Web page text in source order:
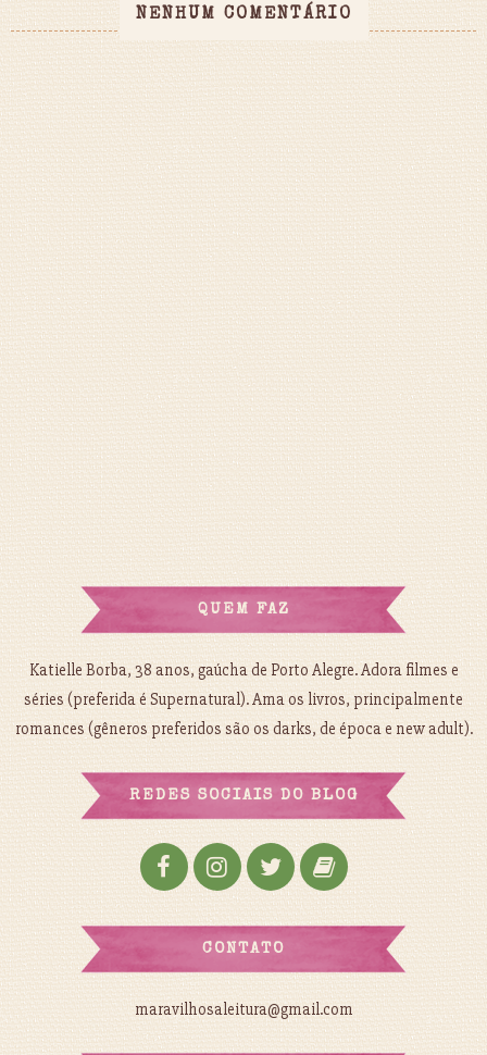
NENHUM COMENTÁRIO
QUEM FAZ
Katielle Borba, 38 anos, gaúcha de Porto Alegre. Adora filmes e
séries (preferida é Supernatural). Ama os livros, principalmente
romances (gêneros preferidos são os darks, de época e new adult).
REDES SOCIAIS DO BLOG
CONTATO
maravilhosaleitura@gmail.com